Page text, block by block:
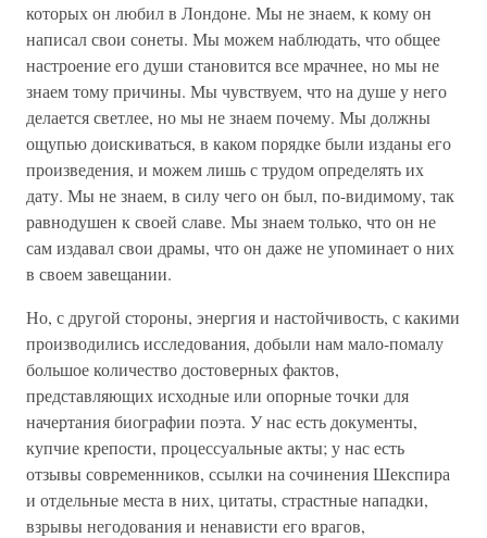
которых он любил в Лондоне. Мы не знаем, к кому он
написал свои сонеты. Мы можем наблюдать, что общее
настроение его души становится все мрачнее, но мы не
знаем тому причины. Мы чувствуем, что на душе у него
делается светлее, но мы не знаем почему. Мы должны
ощупью доискиваться, в каком порядке были изданы его
произведения, и можем лишь с трудом определять их
дату. Мы не знаем, в силу чего он был, по-видимому, так
равнодушен к своей славе. Мы знаем только, что он не
сам издавал свои драмы, что он даже не упоминает о них
в своем завещании.
Но, с другой стороны, энергия и настойчивость, с какими
производились исследования, добыли нам мало-помалу
большое количество достоверных фактов,
представляющих исходные или опорные точки для
начертания биографии поэта. У нас есть документы,
купчие крепости, процессуальные акты; у нас есть
отзывы современников, ссылки на сочинения Шекспира
и отдельные места в них, цитаты, страстные нападки,
взрывы негодования и ненависти его врагов,